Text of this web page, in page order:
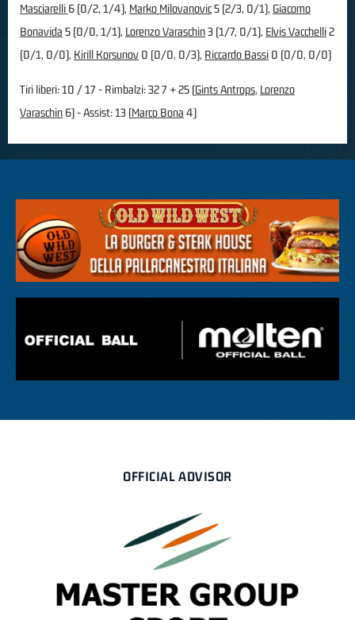
Masciarelli 6 (0/2, 1/4), Marko Milovanovic5 (2/3, 0/1), Giacomo
Bonavida 5 (0/0, 1/1), Lorenzo Varaschin3 (1/7, 0/1), Elvis Vacchelli2
(0/1, 0/0), Kirill Korsunov 0 (0/0, 0/3), Riccardo Bassi 0 (0/0, 0/0)
Tiri liberi: 10 / 17 - Rimbalzi: 32 7 + 25 (Gints Antrops, Lorenzo
Varaschin 6) - Assist: 13 (Marco Bona 4)
OFFICIAL ADVISOR